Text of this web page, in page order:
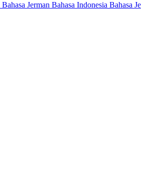
Bahasa Jerman Bahasa Indonesia Bahasa